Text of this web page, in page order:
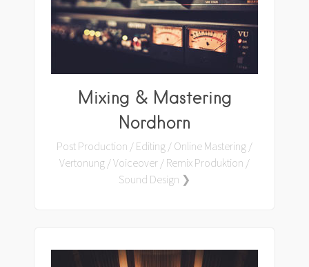
Mixing & Mastering
Nordhorn
Post Production / Editing / Online Mastering /
Vertonung / Voiceover / Remix Produktion /
Sound Design ❯